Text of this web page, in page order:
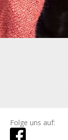
Folge uns auf: